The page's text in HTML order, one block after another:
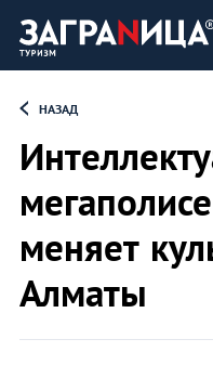
НАЗАД
меняет
Алматы